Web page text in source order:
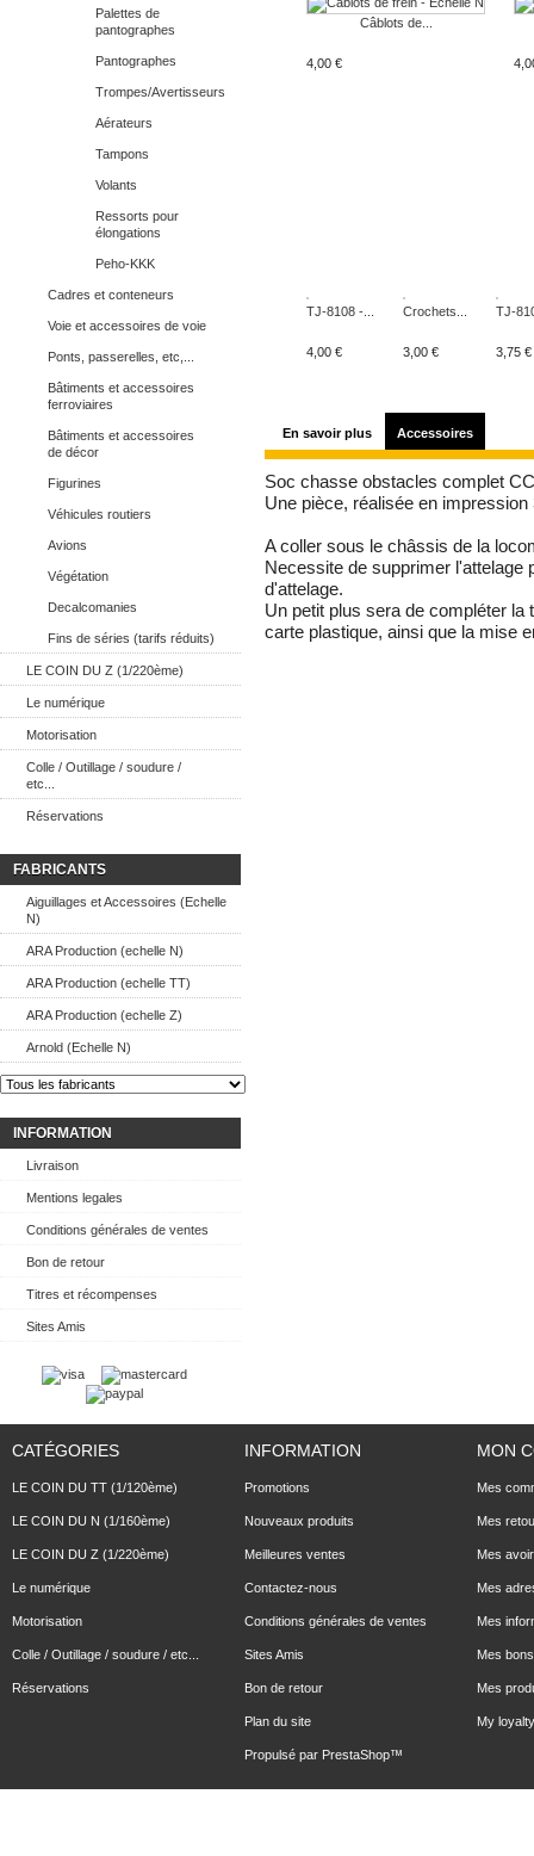
Palettes de
pantographes
Pantographes
Trompes/Avertisseurs
Aérateurs
Tampons
Volants
Ressorts pour
élongations
Peho-KKK
Cadres et conteneurs
Voie et accessoires de voie
Ponts, passerelles, etc,...
Bâtiments et accessoires
ferroviaires
Bâtiments et accessoires
de décor
Figurines
Véhicules routiers
Avions
Végétation
Decalcomanies
Fins de séries (tarifs réduits)
LE COIN DU Z (1/220ème)
Le numérique
Motorisation
Colle / Outillage / soudure /
etc...
Réservations
FABRICANTS
Aiguillages et Accessoires (Echelle
N)
ARA Production (echelle N)
ARA Production (echelle TT)
ARA Production (echelle Z)
Arnold (Echelle N)
INFORMATION
Livraison
Mentions legales
Conditions générales de ventes
Bon de retour
Titres et récompenses
Sites Amis
Câblots de...
4,00 €
TJ-8108 -...
4,00 €
Crochets...
3,00 €
TJ-
3,75 €
En savoir plus Accessoires
Soc chasse obstacles complet
Une pièce, réalisée en impression
A coller sous le châssis de la
Necessite de supprimer l'attelage
d'attelage.
Un petit plus sera de compléter
carte plastique, ainsi que la mise
CATÉGORIES
LE COIN DU TT (1/120ème)
LE COIN DU N (1/160ème)
LE COIN DU Z (1/220ème)
Le numérique
Motorisation
Colle / Outillage / soudure / etc...
Réservations
INFORMATION
Promotions
Nouveaux produits
Meilleures ventes
Contactez-nous
Conditions générales de ventes
Sites Amis
Bon de retour
Plan du site
Propulsé par PrestaShop™
MON
Mes
Mes
Mes
Mes
Mes
Mes
Mes
My